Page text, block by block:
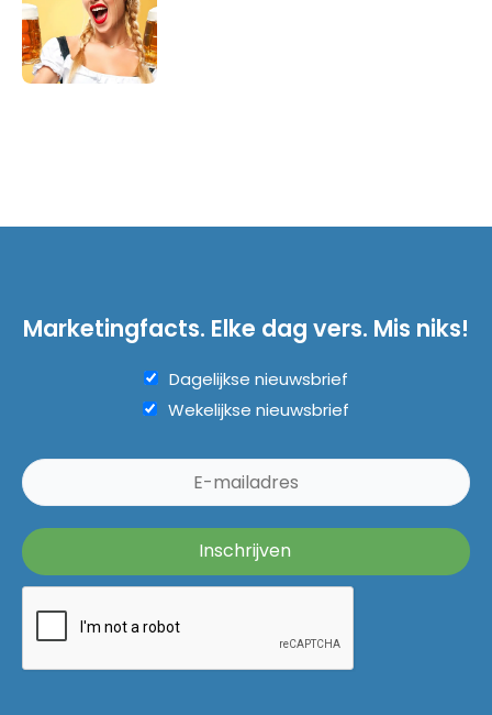
Marketingfacts. Elke dag vers. Mis niks!
Dagelijkse nieuwsbrief
Wekelijkse nieuwsbrief